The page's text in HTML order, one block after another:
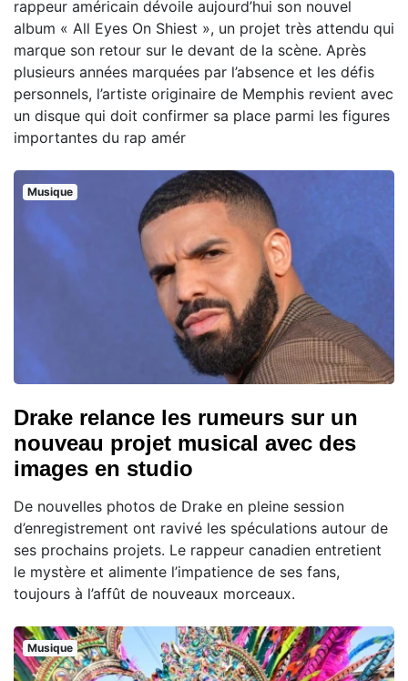
rappeur américain dévoile aujourd’hui son nouvel
album « All Eyes On Shiest », un projet très attendu qui
marque son retour sur le devant de la scène. Après
plusieurs années marquées par l’absence et les défis
personnels, l’artiste originaire de Memphis revient avec
un disque qui doit confirmer sa place parmi les figures
importantes du rap amér
Musique
Drake relance les rumeurs sur un
nouveau projet musical avec des
images en studio
De nouvelles photos de Drake en pleine session
d’enregistrement ont ravivé les spéculations autour de
ses prochains projets. Le rappeur canadien entretient
le mystère et alimente l’impatience de ses fans,
toujours à l’affût de nouveaux morceaux.
Musique